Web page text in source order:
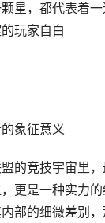
星，都代表着
玩家自白
象征意义
的竞技宇宙里
更是一种实力
部的细微差别